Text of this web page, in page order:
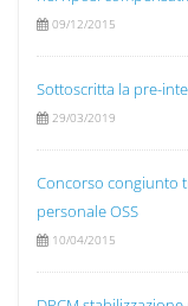
09/12/2015
Sottoscritta la pre-
29/03/2019
Concorso congiunto
personale OSS
10/04/2015